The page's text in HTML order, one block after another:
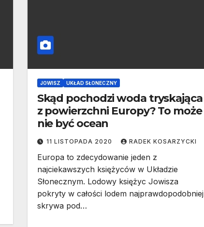
JOWISZ UKŁAD SŁONECZNY
Skąd pochodzi woda tryskająca
z powierzchni Europy? To może
nie być ocean
11 LISTOPADA 2020 RADEK KOSARZYCKI
Europa to zdecydowanie jeden z
najciekawszych księżyców w Układzie
Słonecznym. Lodowy księżyc Jowisza
pokryty w całości lodem najprawdopodobniej
skrywa pod…